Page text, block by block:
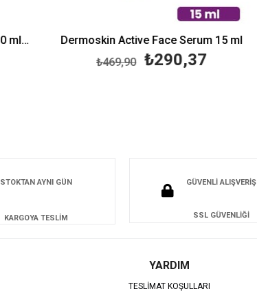
La Roche Posay Effaclar Serum 30 ml-Peeling Etkili Dermoskin Active Face Serum 15 ml
₺290,37
₺469,90
STOKTAN AYNI GÜN
KARGOYA TESLİM
GÜVENLİ ALIŞVERİŞ
SSL GÜVENLİĞİ
YARDIM
TESLİMAT KOŞULLARI